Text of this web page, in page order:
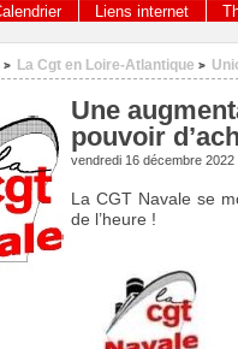
Liens internet
> La Cgt en Loire-Atlantique >
Une
pouvoir
vendredi 16 décembre 2022
La CGT Navale se
de l’heure !